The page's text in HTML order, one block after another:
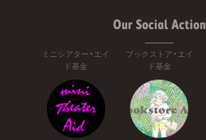
Our Social Action
ミニシアター・エイ
ド基金
ブックストア・エイ
ド基金